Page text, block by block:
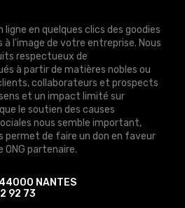
en quelques clics des goodies
l'image de votre entreprise. Nous
respectueux de
à partir de matières nobles ou
collaborateurs et prospects
et un impact limité sur
le soutien des causes
nous semble important,
permet de faire un don en faveur
ONG partenaire.
NANTES
92 73